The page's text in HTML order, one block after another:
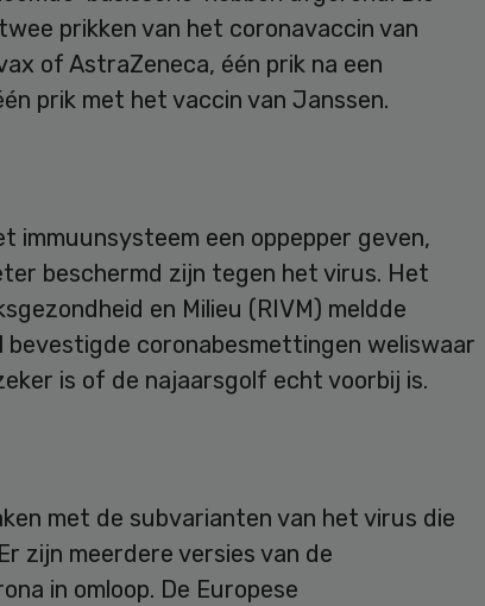
prikken van het coronavaccin van
of AstraZeneca, één prik na een
prik met het vaccin van Janssen.
immuunsysteem een oppepper geven,
beschermd zijn tegen het virus. Het
en Milieu (RIVM) meldde
coronabesmettingen weliswaar
is of de najaarsgolf echt voorbij is.
met de subvarianten van het virus die
zijn meerdere versies van de
in omloop. De Europese